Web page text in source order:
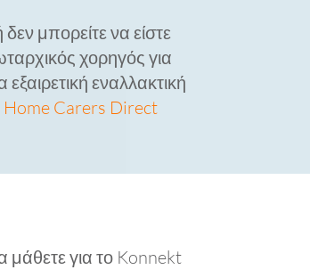
μπορείτε να είστε
χορηγός για
εναλλακτική
Home Carers Direct
μάθετε για το Konnekt